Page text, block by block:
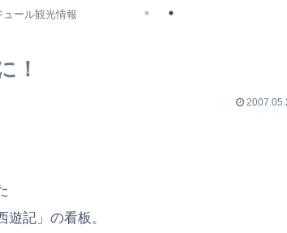
ュール観光情報
！
記」の看板。